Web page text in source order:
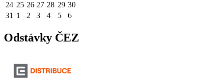
24 25 26 27 28 29 30
31 1 2 3 4 5 6
Odstávky ČEZ